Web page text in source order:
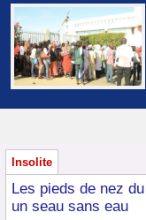
Insolite
Les pieds de nez
un seau sans eau